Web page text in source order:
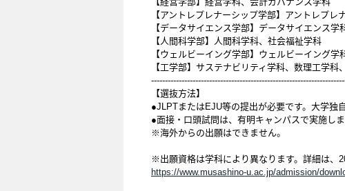
【アントレプレナーシップ学部】アントレプレ
【データサイエンス学部】データサイエンス学
【人間科学部】人間科学科、社会福祉学科
【ウェルビーイング学部】ウェルビーイング学
【工学部】サステナビリティ学科、数理工学科
【選抜方法】
●JLPTまたはEJU等の提出が必要です。大学独
●面接・口頭試問は、有明キャンパスで実施しま
※海外からの出願はできません。
※出願資格は学科により異なります。詳細は、
https://www.musashino-u.ac.jp/admission/